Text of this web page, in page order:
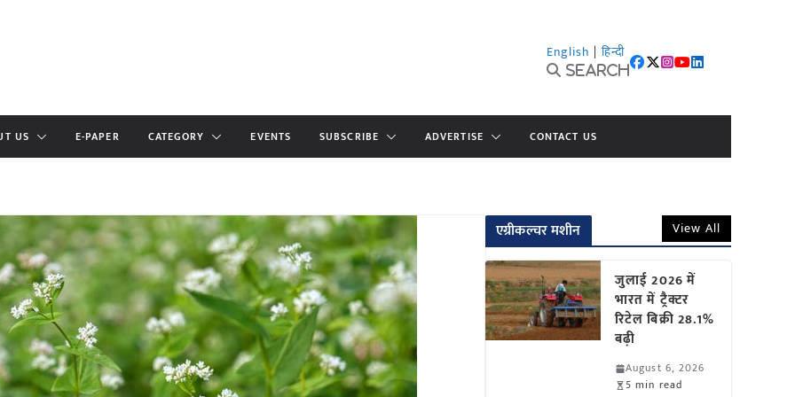
English | हिन्दी
Search
US E-PAPER CATEGORY EVENTS SUBSCRIBE ADVERTISE CONTACT US
एग्रीकल्चर मशीन View All
जुलाई 2026 में
भारत में ट्रैक्टर
रिटेल बिक्री 28.1%
बढ़ी
August 6, 2026
5 min read